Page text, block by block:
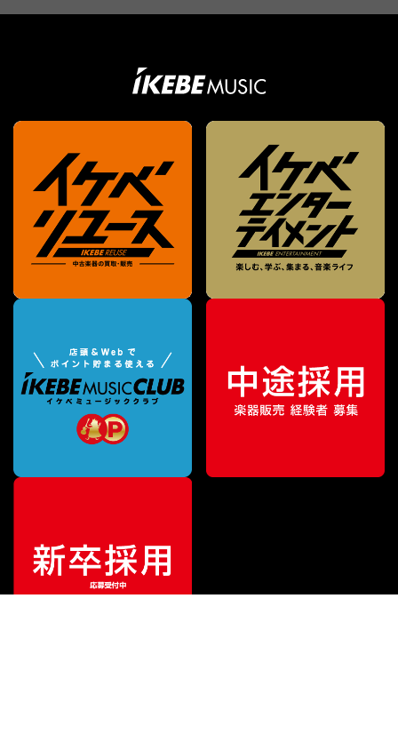
販売価格 ¥27,137（税込）
¥19,572（税込）